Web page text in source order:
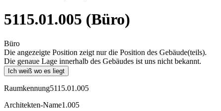
5115.01.005 (Büro)
Büro
Die angezeigte Position zeigt nur die Position des Gebäude(teils).
Die genaue Lage innerhalb des Gebäudes ist uns nicht bekannt.
Ich weiß wo es liegt
Raumkennung5115.01.005
Architekten-Name1.005